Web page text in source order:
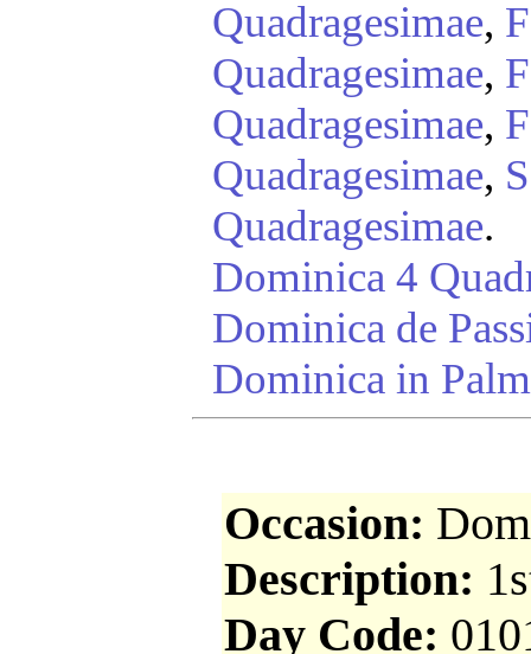
Quadragesimae,
Quadragesimae,
Quadragesimae,
Quadragesimae,
Quadragesimae.
Dominica 4
Dominica de
Dominica in
Occasion:
Description:
Day Code: